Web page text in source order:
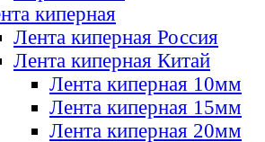
киперная
Лента киперная Россия
Лента киперная Китай
Лента киперная 10мм
Лента киперная 15мм
Лента киперная 20мм